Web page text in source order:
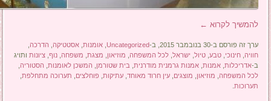
להמשיך לקרוא ←
ערך זה פורסם ב-30 בנובמבר 2015, ב- Uncategorized
,אומנות,אסטטיקה, הדרכה,
חוויה,חינוכי,טבע,טיול, ישראל,לכל המשפחה, מוזיאון, מצגת, משפחה,נוף,ציונות ותויג
ב-אדריכלות,אמנות,אמנות גרמנית מודרנית,בית שטורמן, המשכן לאומנות, הסטוריה,
לכל המשפחה, מוזיאון, מוצגים,עין חרוד מאוחד,עתיקות, פוחלצים, תערוכה מתחלפת,
תערוכות.